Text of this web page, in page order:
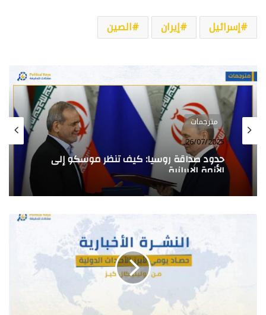
إسرائيل إيران الصين
مترجمات
26/07/2025
حدود صداقة روسيا: كيف تنظر موسكو إلى
الأزمة الإيرانية